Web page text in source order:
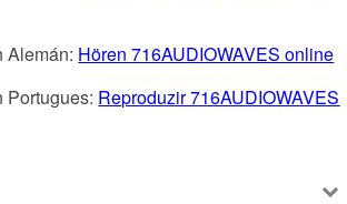
Alemán: Hören 716AUDIOWAVES online
Portugues: Reproduzir 716AUDIOWAVES